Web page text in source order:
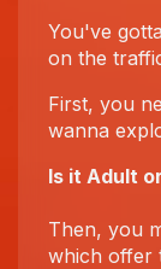
You've
on the
First, you
wanna
Is it Adult
Then, you
which offer